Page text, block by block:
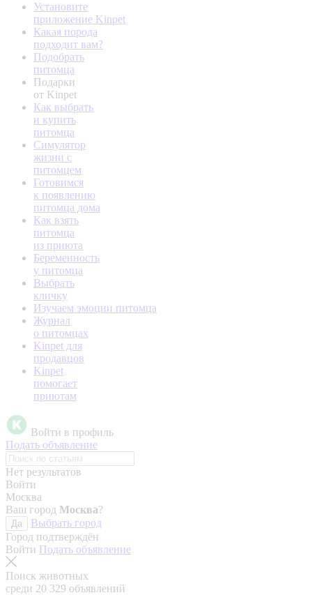
Установите
приложение Kinpet
Какая порода
подходит вам?
Подобрать
питомца
Подарки
от Kinpet
Как выбрать
и купить
питомца
Симулятор
жизни с
питомцем
Готовимся
к появлению
питомца дома
Как взять
питомца
из приюта
Беременность
у питомца
Выбрать
кличку
Изучаем эмоции питомца
Журнал
о питомцах
Kinpet для
продавцов
Kinpet
помогает
приютам
Войти в профиль
Подать объявление
Нет результатов
Войти
Москва
Ваш город Москва?
Да
Выбрать город
Город подтверждён
Войти Подать объявление
Поиск животных
среди 20 329 объявлений